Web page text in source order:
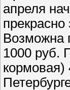
апреля
Возможна
1000 руб.
кормовая)